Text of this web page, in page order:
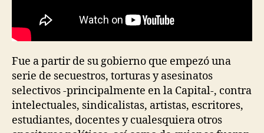
Fue a partir de su gobierno que empezó una
serie de secuestros, torturas y asesinatos
selectivos -principalmente en la Capital-, contra
intelectuales, sindicalistas, artistas, escritores,
estudiantes, docentes y cualesquiera otros